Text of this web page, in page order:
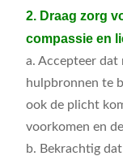
2. Draag zorg
compassie en
a. Accepteer
hulpbronnen te
ook de plicht
voorkomen en
b. Bekrachtig